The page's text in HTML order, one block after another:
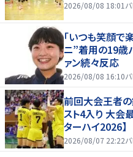
2026/08/08 18:01
「いつも笑顔で
ニ”着用の19歳
ァン続々反応
2026/08/08 16:10
前回大会王者
スト4入り 大会
ターハイ2026】
2026/08/07 22:22